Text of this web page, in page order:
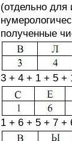
(отдельно
полученные
3 + 4 + 1 + 5 +
1 + 6 + 5 + 7 +